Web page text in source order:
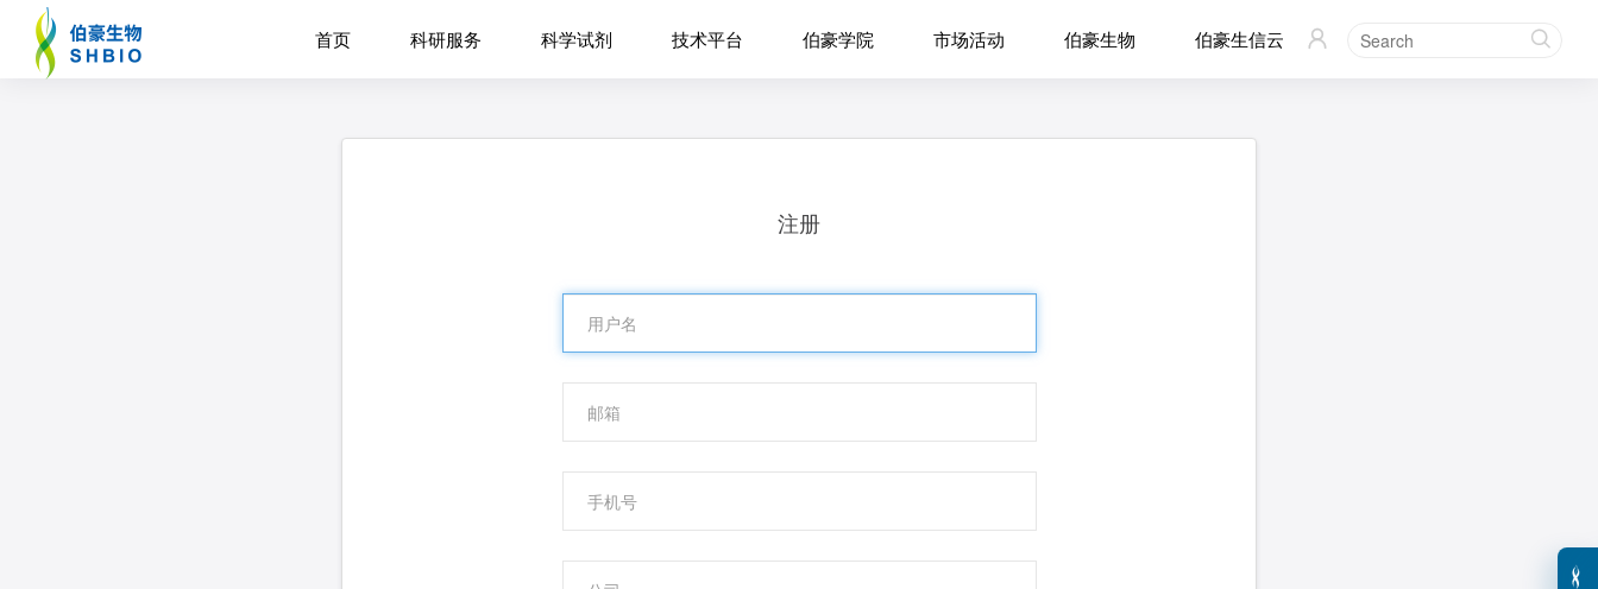
首页 科研服务 科学试剂 技术平台 伯豪学院 市场活动 伯豪生物 伯豪生信云  
注册